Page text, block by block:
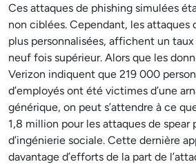
Ces attaques de phishing simulées
non ciblées. Cependant, les attaques
plus personnalisées, affichent un
neuf fois supérieur. Alors que les
Verizon indiquent que 219 000
d’employés ont été victimes d’une
générique, on peut s’attendre à ce
1,8 million pour les attaques de spear
d’ingénierie sociale. Cette dernière
davantage d’efforts de la part de